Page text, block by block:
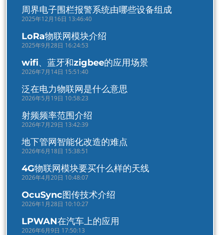
周界电子围栏报警系统由哪些设备组成
2025年12月16日 13:46:40
LoRa物联网模块介绍
2025年9月28日 16:24:53
wifi、蓝牙和zigbee的应用场景
2026年7月14日 15:51:40
泛在电力物联网是什么意思
2026年5月19日 10:58:23
射频频率范围介绍
2026年7月29日 13:42:39
地下管网智能化改造的难点
2026年6月18日 15:38:51
4G物联网模块要买什么样的天线
2026年4月20日 10:48:07
OcuSync图传技术介绍
2026年1月28日 10:10:27
LPWAN在汽车上的应用
2026年6月9日 17:50:13